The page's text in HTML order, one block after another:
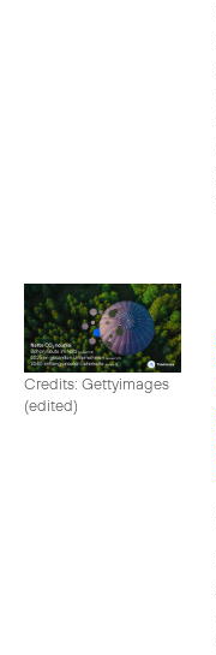
Credits: Gettyimages
(edited)